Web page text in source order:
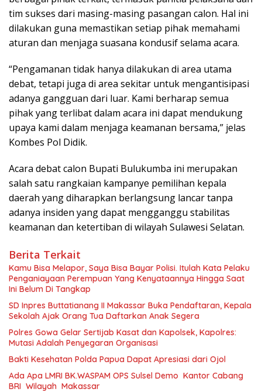
tim sukses dari masing-masing pasangan calon. Hal ini
dilakukan guna memastikan setiap pihak memahami
aturan dan menjaga suasana kondusif selama acara.
“Pengamanan tidak hanya dilakukan di area utama
debat, tetapi juga di area sekitar untuk mengantisipasi
adanya gangguan dari luar. Kami berharap semua
pihak yang terlibat dalam acara ini dapat mendukung
upaya kami dalam menjaga keamanan bersama,” jelas
Kombes Pol Didik.
Acara debat calon Bupati Bulukumba ini merupakan
salah satu rangkaian kampanye pemilihan kepala
daerah yang diharapkan berlangsung lancar tanpa
adanya insiden yang dapat mengganggu stabilitas
keamanan dan ketertiban di wilayah Sulawesi Selatan.
Berita Terkait
Kamu Bisa Melapor, Saya Bisa Bayar Polisi. Itulah Kata Pelaku
Penganiayaan Perempuan Yang Kenyataannya Hingga Saat
Ini Belum Di Tangkap
SD Inpres Buttatianang II Makassar Buka Pendaftaran, Kepala
Sekolah Ajak Orang Tua Daftarkan Anak Segera
Polres Gowa Gelar Sertijab Kasat dan Kapolsek, Kapolres:
Mutasi Adalah Penyegaran Organisasi
Bakti Kesehatan Polda Papua Dapat Apresiasi dari Ojol
Ada Apa LMRI BK.WASPAM OPS Sulsel Demo Kantor Cabang
BRI Wilayah Makassar